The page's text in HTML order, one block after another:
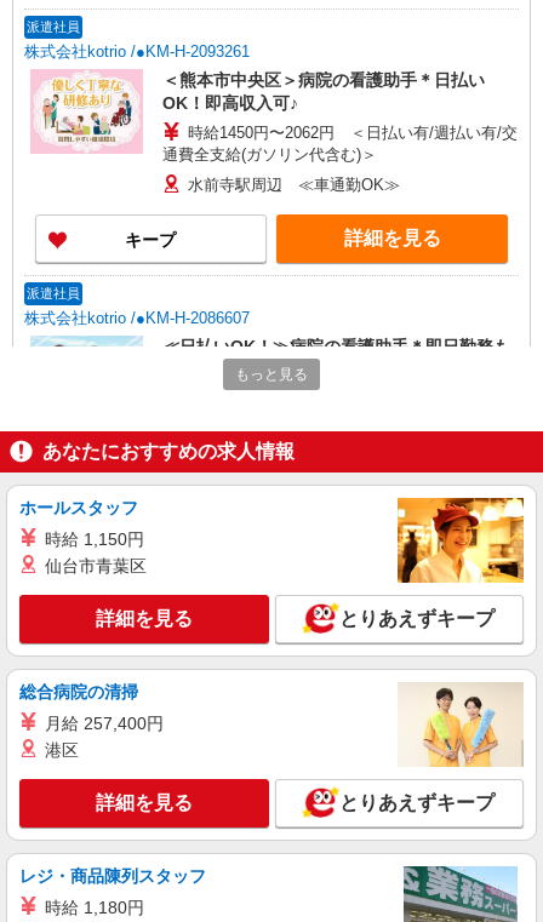
派遣社員
株式会社kotrio /●KM-H-2093261
＜熊本市中央区＞病院の看護助手＊日払い
OK！即高収入可♪
時給1450円〜2062円 ＜日払い有/週払い有/交
通費全支給(ガソリン代含む)＞
水前寺駅周辺 ≪車通勤OK≫
キープ 詳細を見る
派遣社員
株式会社kotrio /●KM-H-2086607
≪日払いOK！≫病院の看護助手＊即日勤務も
水前寺駅周辺 ≪車通勤OK≫
キープ 詳細を見る
派遣社員
≪熊本市中央区≫年齢不問！０からスタートで
も活躍できる看護助手♪
時給1450円〜2062円 ＜日払い有/週払い有/交
詳細を見る
派遣社員
株式会社kotrio /●KM-H-1977395
≪熊本市中央区／看護助手≫子育て世代活躍
もっと見る
あなたにおすすめの求人情報
ホールスタッフ
時給 1,150円
仙台市青葉区
詳細を見る とりあえずキープ
総合病院の清掃
月給 257,400円
港区
詳細を見る とりあえずキープ
レジ・商品陳列スタッフ
時給 1,180円